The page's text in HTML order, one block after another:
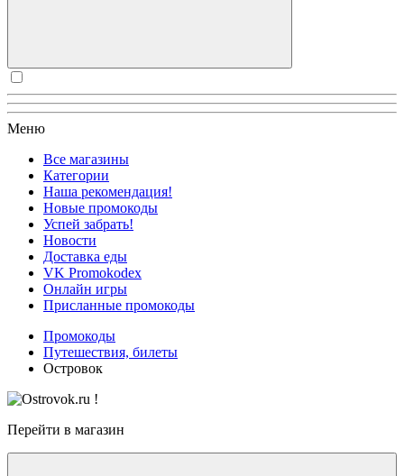
Меню
Все магазины
Категории
Наша рекомендация!
Новые промокоды
Успей забрать!
Новости
Доставка еды
VK Promokodex
Онлайн игры
Присланные промокоды
Промокоды
Путешествия, билеты
Островок
Перейти в магазин